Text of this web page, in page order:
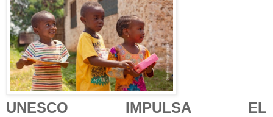
UNESCO IMPULSA EL